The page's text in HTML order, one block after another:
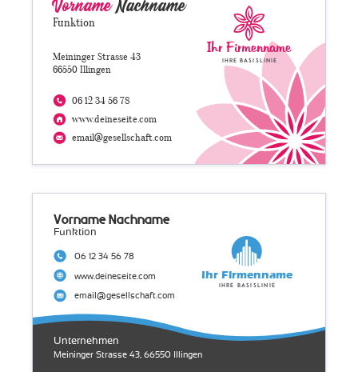
email@gesellschaft.com
06 12 34 56 78
www.deineseite.com
Funktion
Meininger Strasse 43
66550 Illingen
VornameNachname
Ihr Firmenname
Ihre Basislinie
Meininger Strasse 43, 66550 Illingen
Unternehmen
www.deineseite.com
email@gesellschaft.com
06 12 34 56 78
Funktion
Ihr Firmenname
Ihre Basislinie
Vorname Nachname